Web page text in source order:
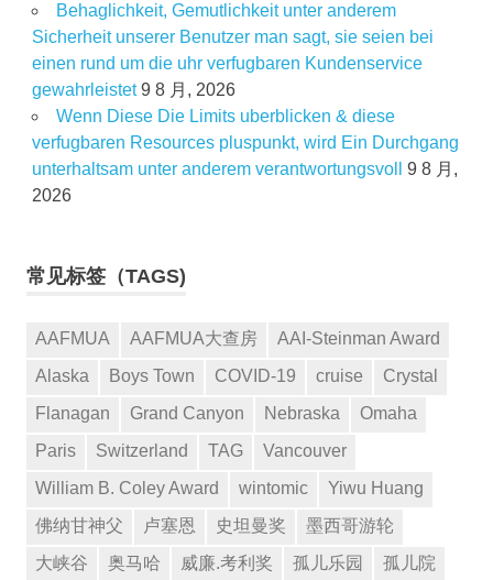
Behaglichkeit, Gemutlichkeit unter anderem
Sicherheit unserer Benutzer man sagt, sie seien bei
einen rund um die uhr verfugbaren Kundenservice
gewahrleistet 9 8 月, 2026
Wenn Diese Die Limits uberblicken & diese
verfugbaren Resources pluspunkt, wird Ein Durchgang
unterhaltsam unter anderem verantwortungsvoll
9 8 月,
2026
常见标签（TAGS)
AAFMUA AAFMUA大查房
AAI-Steinman Award
Alaska
Boys Town COVID-19 cruise
Crystal
Flanagan
Grand Canyon Nebraska
Omaha
Paris
Switzerland TAG
Vancouver
William B. Coley Award
wintomic
Yiwu Huang
佛纳甘神父
卢塞恩 史坦曼奖
墨西哥游轮
大峡谷
奥马哈 威廉.考利奖 孤儿乐园
孤儿院